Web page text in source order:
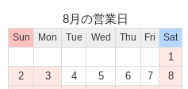
8月の営業日
Sun Mon Tue Wed Thu Fri Sat
1
2
3 4 5 6 7
8